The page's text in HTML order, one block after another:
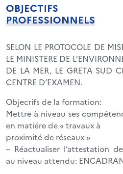
OBJECTIFS
PROFESSIONNELS
SELON LE PROTOCOLE DE
LE MINISTERE DE
DE LA MER, LE GRETA SUD
CENTRE D’EXAMEN.
Objecrifs de la formation:
Mettre à niveau ses
en matiére de « travaux à
proximité de réseaux »
– Réactualiser l’attestation
au niveau attendu: